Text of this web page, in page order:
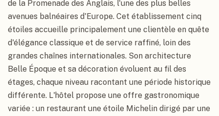
de la Promenade des Anglais, l'une des plus belles
avenues balnéaires d'Europe. Cet établissement cinq
étoiles accueille principalement une clientèle en quête
d'élégance classique et de service raffiné, loin des
grandes chaînes internationales. Son architecture
Belle Époque et sa décoration évoluent au fil des
étages, chaque niveau racontant une période historique
différente. L'hôtel propose une offre gastronomique
variée : un restaurant une étoile Michelin dirigé par une